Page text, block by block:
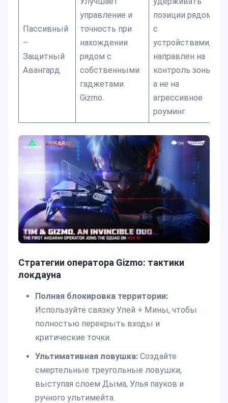
Пассивный
–
Защитный
Авангард
управление и
точность при
нахождении
рядом с
собственными
гаджетами
Gizmo.
позиции рядом
с
устройствами,
направлен на
контроль зоны,
а не на
агрессивное
роуминг.
Стратегии оператора Gizmo: тактики
локдауна
Полная блокировка территории:
Используйте связку Улей + Мины, чтобы
полностью перекрыть входы и
критические точки.
Ультимативная ловушка:Создайте
смертельные треугольные ловушки,
выступая слоем Дыма, Улья пауков и
ручного ультимейта.